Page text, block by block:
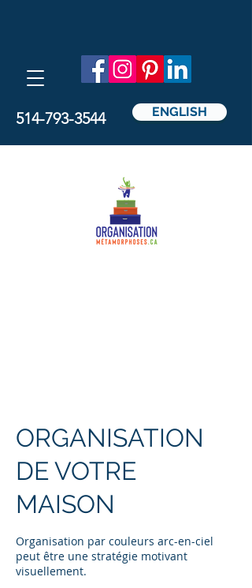
514-793-3544 ENGLISH
ORGANISATION
DE VOTRE
MAISON
Organisation par couleurs arc-en-ciel
peut être une stratégie motivant
visuellement.